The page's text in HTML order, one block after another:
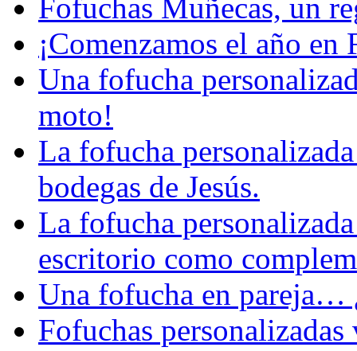
Fofuchas Muñecas, un
¡Comenzamos el año
Una fofucha
moto!
La fofucha
bodegas de Jesús.
La fofucha
escritorio como
Una fofucha en pareja…
Fofuchas